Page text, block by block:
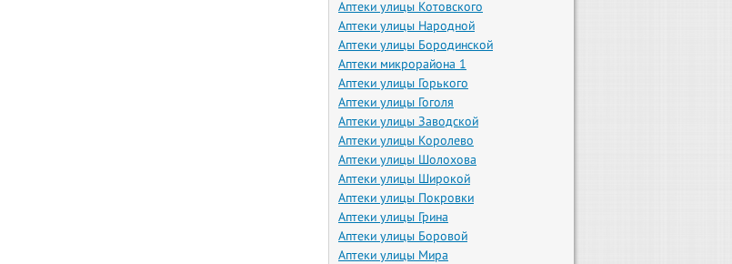
Аптеки улицы Котовского
Аптеки улицы Народной
Аптеки улицы Бородинской
Аптеки микрорайона 1
Аптеки улицы Горького
Аптеки улицы Гоголя
Аптеки улицы Заводской
Аптеки улицы Королево
Аптеки улицы Шолохова
Аптеки улицы Широкой
Аптеки улицы Покровки
Аптеки улицы Грина
Аптеки улицы Боровой
Аптеки улицы Мира